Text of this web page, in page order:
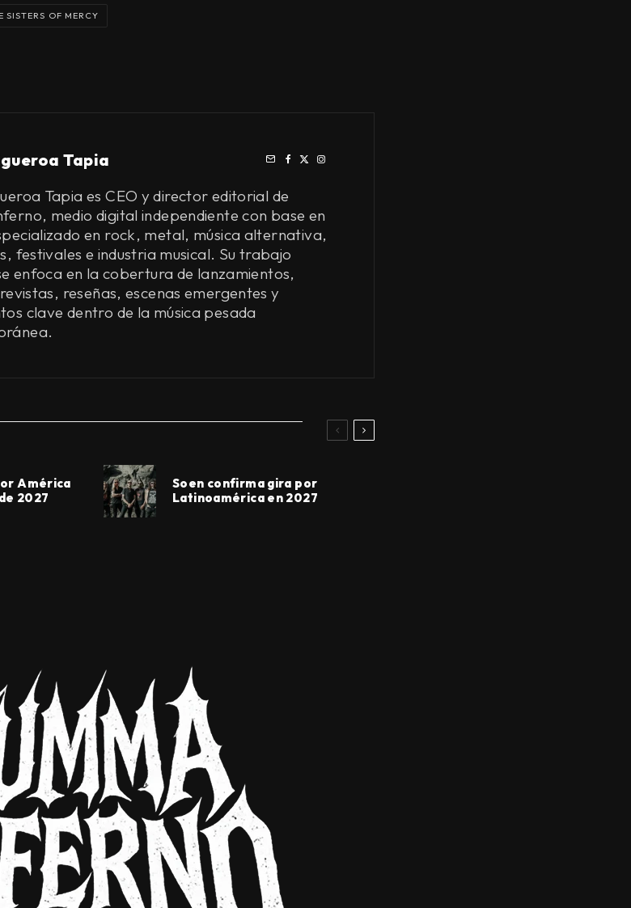
SISTERS OF MERCY
Tapia
Tapia es CEO y director editorial de
medio digital independiente con base en
en rock, metal, música alternativa,
festivales e industria musical. Su trabajo
enfoca en la cobertura de lanzamientos,
reseñas, escenas emergentes y
clave dentro de la música pesada
América
2027
Soen confirma gira por
Latinoamérica en 2027